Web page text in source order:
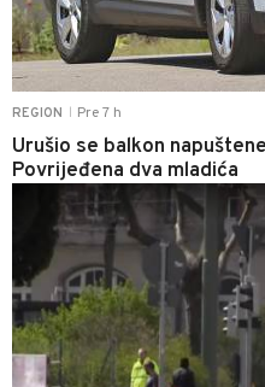
REGION Pre 7 h
Urušio se balkon
Povrijeđena dva mladića